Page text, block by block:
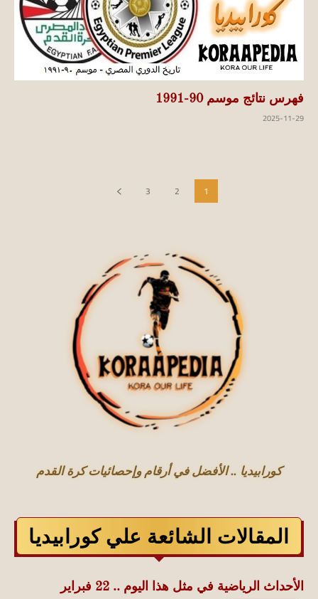
فهرس نتائج موسم 90-1991
2025-11-29
1
2
3
كورابيديا .. الأفضل في أرقام وإحصائيات كرة القدم
المقالات الشائعة علي كورابيديا
الأحداث الرياضية في مثل هذا اليوم .. 22 فبراير